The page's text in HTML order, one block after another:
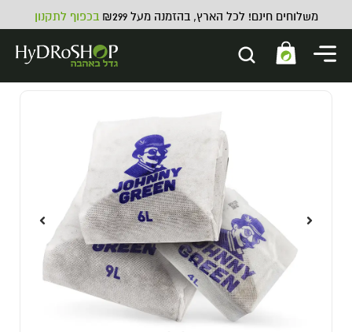
משלוחים חינם! לכל הארץ, בהזמנה מעל ₪299 בכפוף לתקנון
25.00